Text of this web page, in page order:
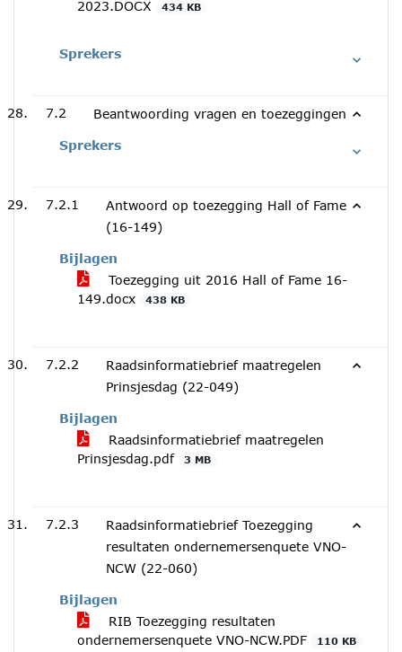
2023.DOCX
434 KB
Sprekers
7.2 Beantwoording vragen en toezeggingen
Sprekers
7.2.1
Antwoord op toezegging Hall of Fame
(16-149)
Bijlagen
Toezegging uit 2016 Hall of Fame 16-
149.docx
438 KB
7.2.2
Raadsinformatiebrief maatregelen
Prinsjesdag (22-049)
Bijlagen
Raadsinformatiebrief maatregelen
Prinsjesdag.pdf
3 MB
7.2.3
Raadsinformatiebrief Toezegging
resultaten ondernemersenquete VNO-
NCW (22-060)
Bijlagen
RIB Toezegging resultaten
ondernemersenquete VNO-NCW.PDF
110 KB